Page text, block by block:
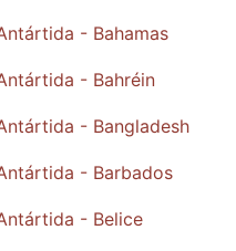
- Bahamas
- Bahréin
- Bangladesh
- Barbados
- Belice